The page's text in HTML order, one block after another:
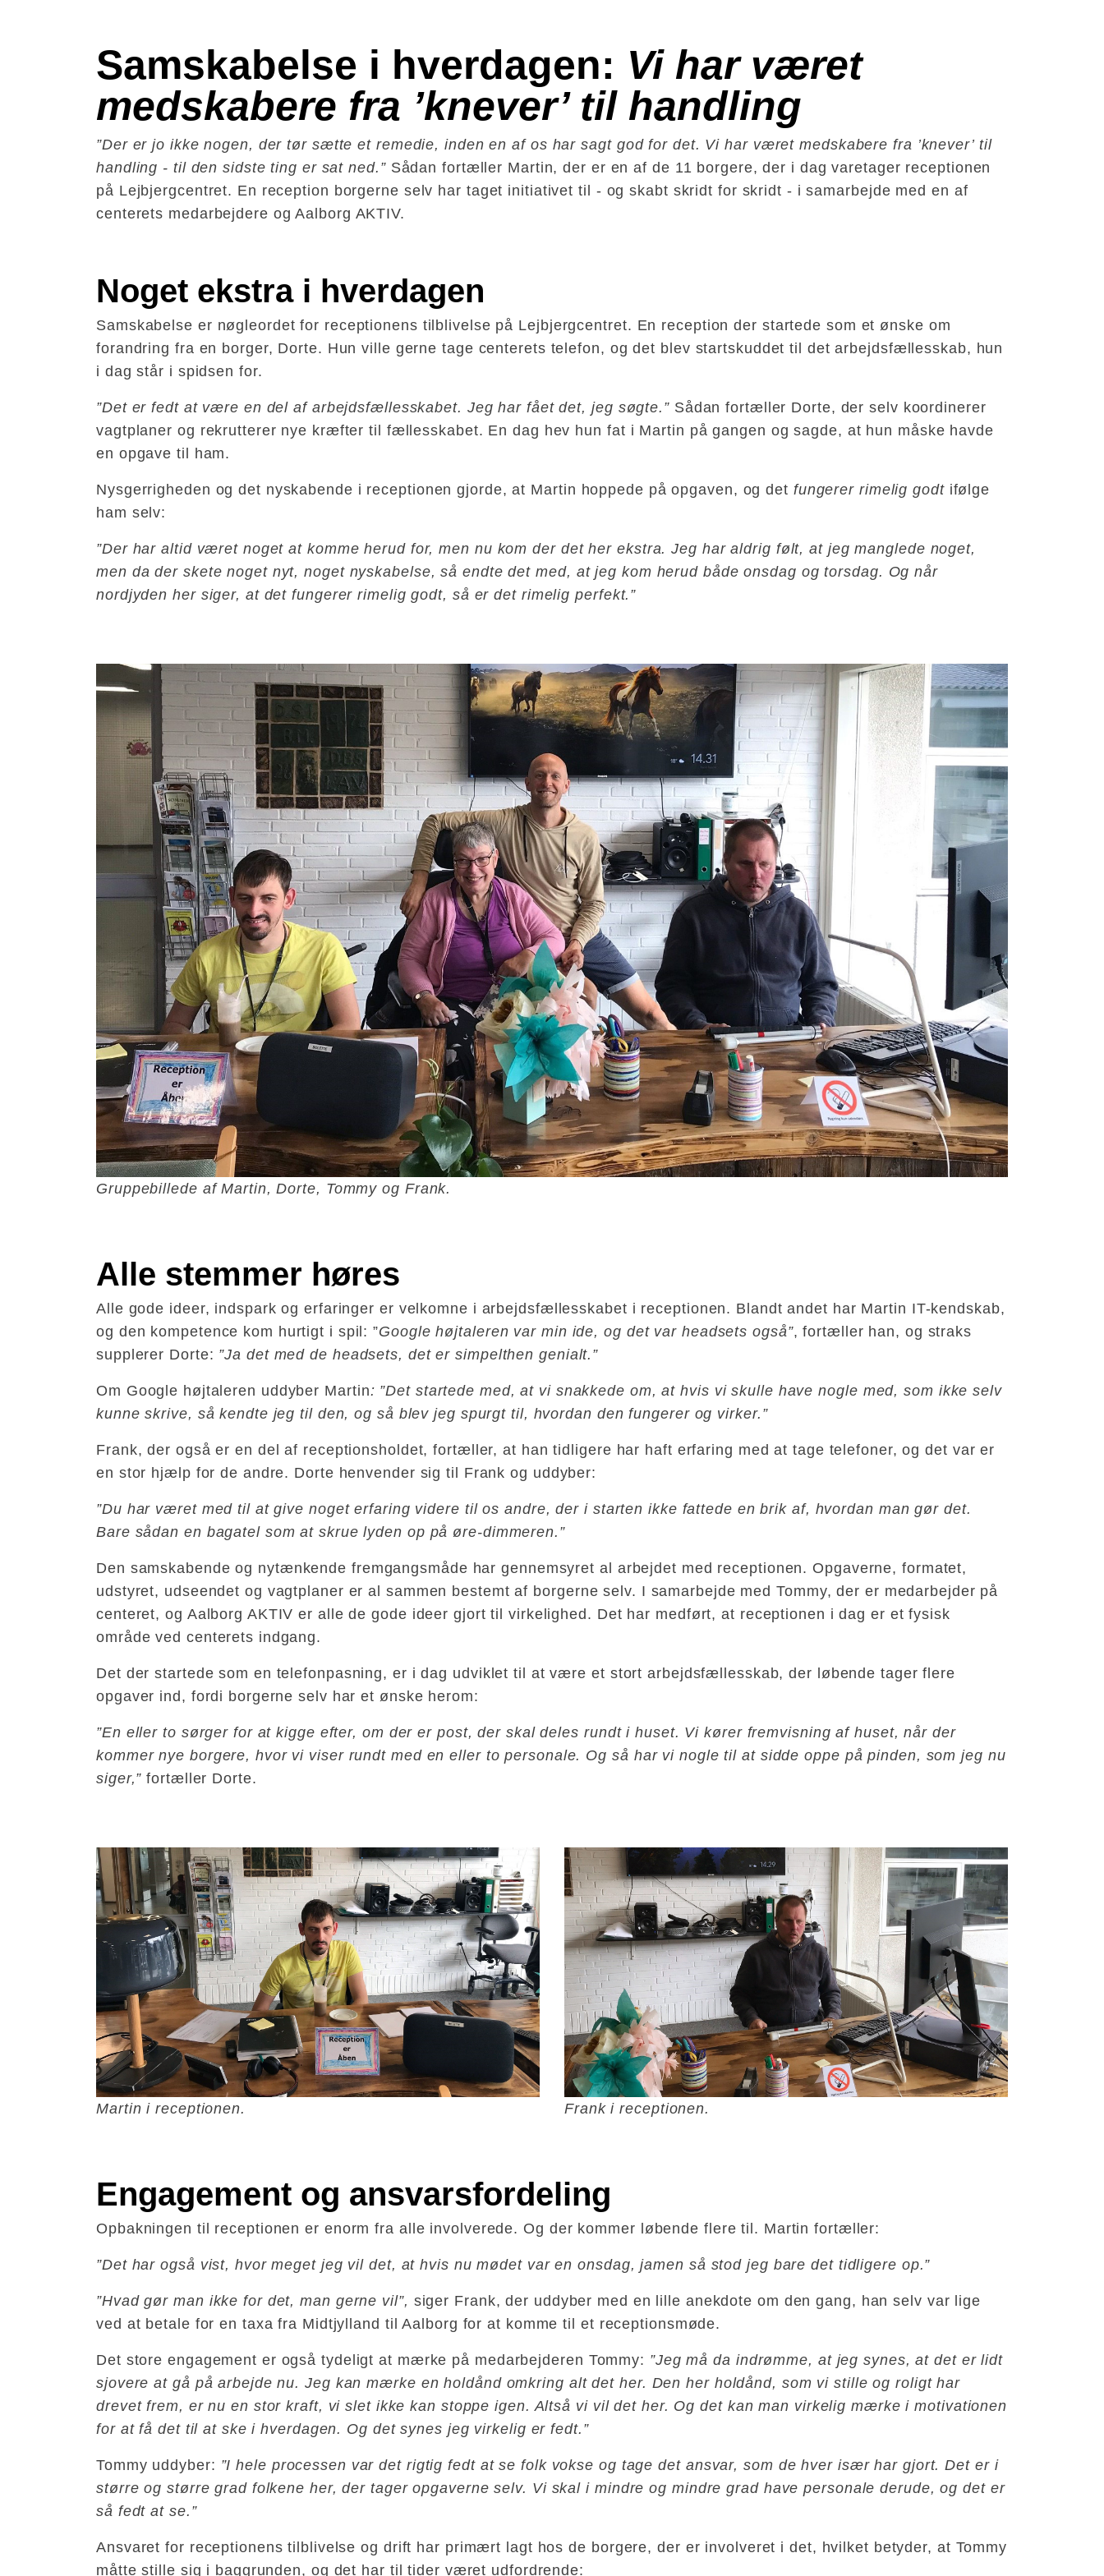
Samskabelse i hverdagen: Vi har været
medskabere fra ’knever’ til handling
”Der er jo ikke nogen, der tør sætte et remedie, inden en af os har sagt god for det. Vi har været medskabere fra ’knever’ til
handling - til den sidste ting er sat ned.”Sådan fortæller Martin, der er en af de 11 borgere, der i dag varetager receptionen
på Lejbjergcentret. En reception borgerne selv har taget initiativet til - og skabt skridt for skridt - i samarbejde med en af
centerets medarbejdere og Aalborg AKTIV.
Noget ekstra i hverdagen
Samskabelse er nøgleordet for receptionens tilblivelse på Lejbjergcentret. En reception der startede som et ønske om
forandring fra en borger, Dorte. Hun ville gerne tage centerets telefon, og det blev startskuddet til det arbejdsfællesskab, hun
i dag står i spidsen for.
”Det er fedt at være en del af arbejdsfællesskabet. Jeg har fået det, jeg søgte.”Sådan fortæller Dorte, der selv koordinerer
vagtplaner og rekrutterer nye kræfter til fællesskabet. En dag hev hun fat i Martin på gangen og sagde, at hun måske havde
en opgave til ham.
Nysgerrigheden og det nyskabende i receptionen gjorde, at Martin hoppede på opgaven, og det fungerer rimelig godtifølge
ham selv:
”Der har altid været noget at komme herud for, men nu kom der det her ekstra. Jeg har aldrig følt, at jeg manglede noget,
men da der skete noget nyt, noget nyskabelse, så endte det med, at jeg kom herud både onsdag og torsdag. Og når
nordjyden her siger, at det fungerer rimelig godt, så er det rimelig perfekt.”
Gruppebillede af Martin, Dorte, Tommy og Frank.
Alle stemmer høres
Alle gode ideer, indspark og erfaringer er velkomne i arbejdsfællesskabet i receptionen. Blandt andet har Martin IT-kendskab,
og den kompetence kom hurtigt i spil: ”Google højtaleren var min ide, og det var headsets også”, fortæller han, og straks
supplerer Dorte: ”Ja det med de headsets, det er simpelthen genialt.”
Om Google højtaleren uddyber Martin: ”Det startede med, at vi snakkede om, at hvis vi skulle have nogle med, som ikke selv
kunne skrive, så kendte jeg til den, og så blev jeg spurgt til, hvordan den fungerer og virker.”
Frank, der også er en del af receptionsholdet, fortæller, at han tidligere har haft erfaring med at tage telefoner, og det var er
en stor hjælp for de andre. Dorte henvender sig til Frank og uddyber:
”Du har været med til at give noget erfaring videre til os andre, der i starten ikke fattede en brik af, hvordan man gør det.
Bare sådan en bagatel som at skrue lyden op på øre-dimmeren.”
Den samskabende og nytænkende fremgangsmåde har gennemsyret al arbejdet med receptionen. Opgaverne, formatet,
udstyret, udseendet og vagtplaner er al sammen bestemt af borgerne selv. I samarbejde med Tommy, der er medarbejder på
centeret, og Aalborg AKTIV er alle de gode ideer gjort til virkelighed. Det har medført, at receptionen i dag er et fysisk
område ved centerets indgang.
Det der startede som en telefonpasning, er i dag udviklet til at være et stort arbejdsfællesskab, der løbende tager flere
opgaver ind, fordi borgerne selv har et ønske herom:
”En eller to sørger for at kigge efter, om der er post, der skal deles rundt i huset. Vi kører fremvisning af huset, når der
kommer nye borgere, hvor vi viser rundt med en eller to personale. Og så har vi nogle til at sidde oppe på pinden, som jeg nu
siger,” fortæller Dorte.
Martin i receptionen. Frank i receptionen.
Engagement og ansvarsfordeling
Opbakningen til receptionen er enorm fra alle involverede. Og der kommer løbende flere til. Martin fortæller:
”Det har også vist, hvor meget jeg vil det, at hvis nu mødet var en onsdag, jamen så stod jeg bare det tidligere op.”
”Hvad gør man ikke for det, man gerne vil”, siger Frank, der uddyber med en lille anekdote om den gang, han selv var lige
ved at betale for en taxa fra Midtjylland til Aalborg for at komme til et receptionsmøde.
Det store engagement er også tydeligt at mærke på medarbejderen Tommy: ”Jeg må da indrømme, at jeg synes, at det er lidt
sjovere at gå på arbejde nu. Jeg kan mærke en holdånd omkring alt det her. Den her holdånd, som vi stille og roligt har
drevet frem, er nu en stor kraft, vi slet ikke kan stoppe igen. Altså vi vil det her. Og det kan man virkelig mærke i motivationen
for at få det til at ske i hverdagen. Og det synes jeg virkelig er fedt.”
Tommy uddyber: ”I hele processen var det rigtig fedt at se folk vokse og tage det ansvar, som de hver især har gjort. Det er i
større og større grad folkene her, der tager opgaverne selv. Vi skal i mindre og mindre grad have personale derude, og det er
så fedt at se.”
Ansvaret for receptionens tilblivelse og drift har primært lagt hos de borgere, der er involveret i det, hvilket betyder, at Tommy
måtte stille sig i baggrunden, og det har til tider været udfordrende: